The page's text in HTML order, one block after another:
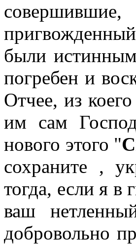
были
погребен и
Отчее, из
им сам
нового этого "
сохраните ,
тогда, если я в
ваш
добровольно